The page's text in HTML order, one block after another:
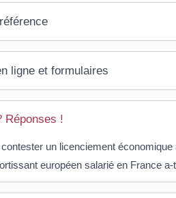
ligne et formulaires
Réponses !
un licenciement
européen salarié en France